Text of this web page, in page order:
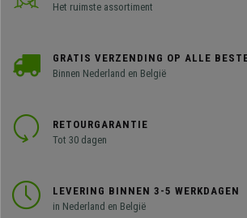
Het ruimste assortiment
GRATIS VERZENDING OP ALLE
Binnen Nederland en België
RETOURGARANTIE
Tot 30 dagen
LEVERING BINNEN 3-5 WERKDAGEN
in Nederland en België